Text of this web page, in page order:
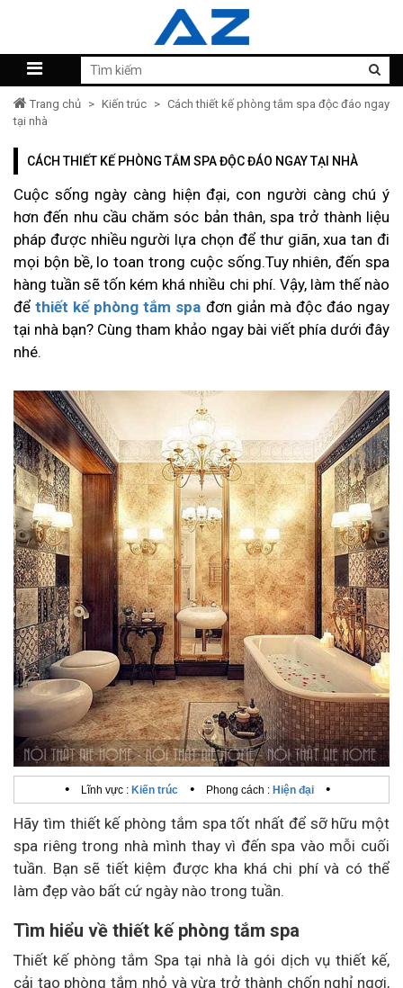
Trang chủ > Kiến trúc > Cách thiết kế phòng tắm spa độc đáo ngay
tại nhà
CÁCH THIẾT KẾ PHÒNG TẮM SPA ĐỘC ĐÁO NGAY TẠI NHÀ
Cuộc sống ngày càng hiện đại, con người càng chú ý
hơn đến nhu cầu chăm sóc bản thân, spa trở thành liệu
pháp được nhiều người lựa chọn để thư giãn, xua tan đi
mọi bộn bề, lo toan trong cuộc sống.Tuy nhiên, đến spa
hàng tuần sẽ tốn kém khá nhiều chi phí. Vậy, làm thế nào
để thiết kế phòng tắm spa đơn giản mà độc đáo ngay
tại nhà bạn? Cùng tham khảo ngay bài viết phía dưới đây
nhé.
• Lĩnh vực : Kiến trúc • Phong cách : Hiện đại •
Hãy tìm thiết kế phòng tắm spa tốt nhất để sỡ hữu một
spa riêng trong nhà mình thay vì đến spa vào mỗi cuối
tuần. Bạn sẽ tiết kiệm được kha khá chi phí và có thể
làm đẹp vào bất cứ ngày nào trong tuần.
Tìm hiểu về thiết kế phòng tắm spa
Thiết kế phòng tắm Spa tại nhà là gói dịch vụ thiết kế,
cải tạo phòng tắm nhỏ và vừa trở thành chốn nghỉ ngơi,